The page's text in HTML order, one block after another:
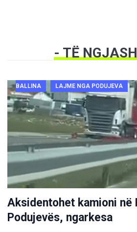
- TË
BALLINA LAJME NGA PODUJEVA
Aksidentohet kamioni në
Podujevës, ngarkesa